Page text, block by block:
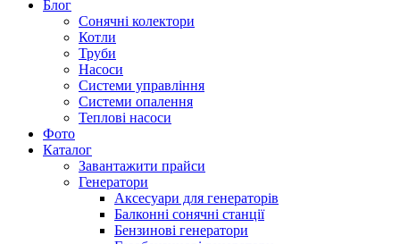
Блог
Сонячні колектори
Котли
Труби
Насоси
Системи управління
Системи опалення
Теплові насоси
Фото
Каталог
Завантажити прайси
Генератори
Аксесуари для генераторів
Балконні сонячні станції
Бензинові генератори